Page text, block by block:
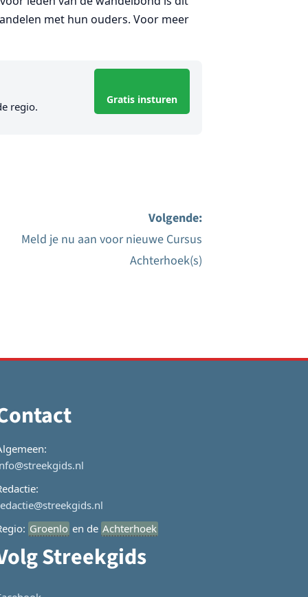
met hun ouders. Voor meer
regio.
Gratis insturen
Volgende:
Meld je nu aan voor nieuwe Cursus
Achterhoek(s)
Groenlo en de Achterhoek
Streekgids